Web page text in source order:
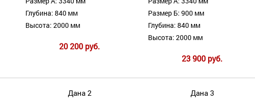
Глубина: 840 мм
Высота: 2000 мм
20 200 руб.
Размер Б: 900 мм
Глубина: 840 мм
Высота: 2000 мм
23 900 руб.
Дана 2 Дана 3